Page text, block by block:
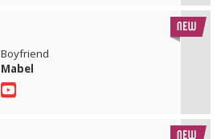
Boyfriend
Mabel